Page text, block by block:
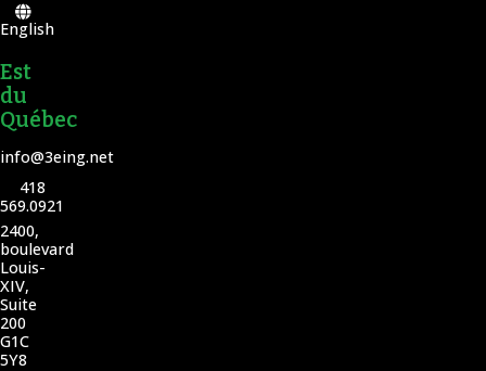
English
Est
du
Québec
info@3eing.net
418
569.0921
2400,
boulevard
Louis-
XIV,
Suite
200
G1C
5Y8